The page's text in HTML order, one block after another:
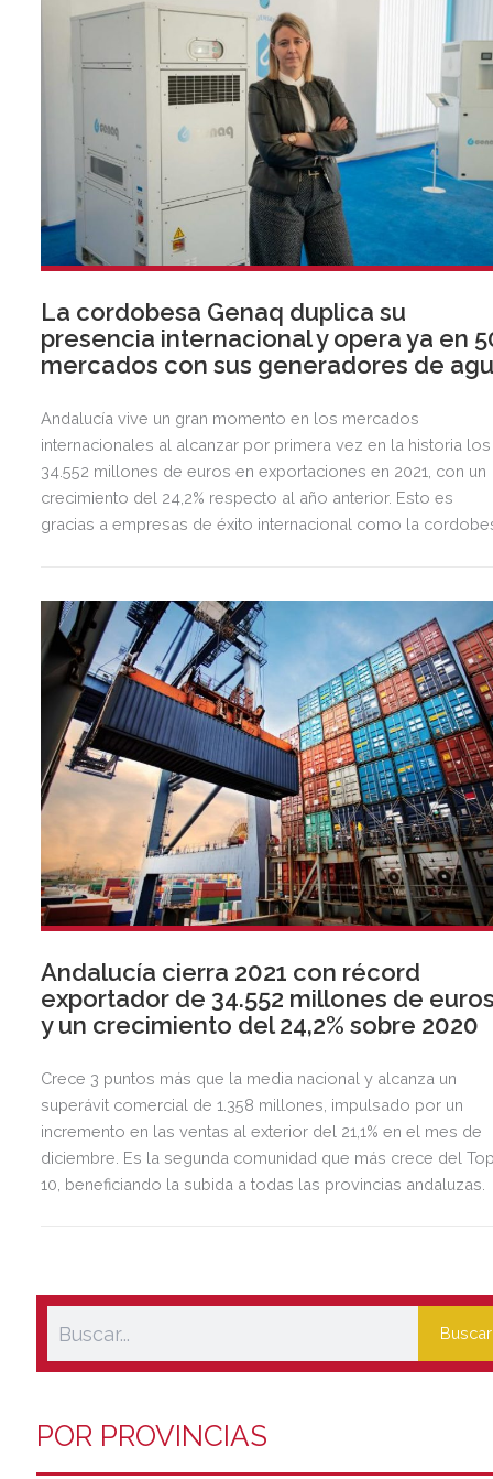
La cordobesa Genaq duplica su
presencia internacional y opera ya en
mercados con sus generadores de
Andalucía vive un gran momento en los mercados
internacionales al alcanzar por primera vez en la historia los
34.552 millones de euros en exportaciones en 2021, con un
crecimiento del 24,2% respecto al año anterior. Esto es
gracias a empresas de éxito internacional como la
Andalucía cierra 2021 con récord
exportador de 34.552 millones de
y un crecimiento del 24,2% sobre 2020
Crece 3 puntos más que la media nacional y alcanza un
superávit comercial de 1.358 millones, impulsado por un
incremento en las ventas al exterior del 21,1% en el mes de
diciembre. Es la segunda comunidad que más crece del
10, beneficiando la subida a todas las provincias andaluzas.
Buscar
POR PROVINCIAS